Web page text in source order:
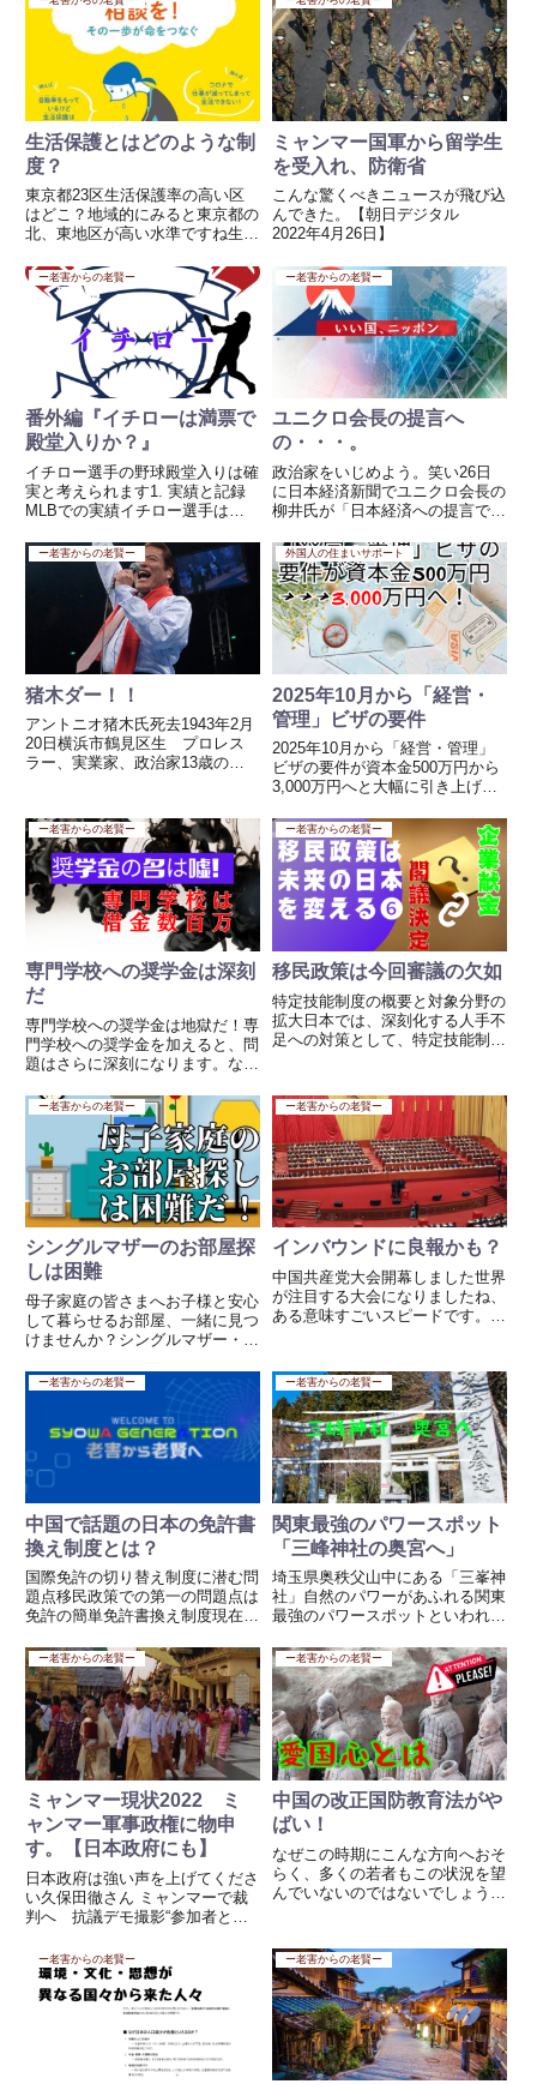
生活保護とはどのような制
度？
東京都23区生活保護率の高い区
はどこ？地域的にみると東京都の
北、東地区が高い水準ですね生活
1 生活扶助 食べるもの、着るも
の、光熱水費など、日常の暮らし
に必要な費用2 住宅扶助 家賃、
間代、地代など、住むために...
ミャンマー国軍から留学生
を受入れ、防衛省
こんな驚くべきニュースが飛び込
んできた。【朝日デジタル
2022年4月26日】
ー老害からの老賢ー
番外編『イチローは満票で
殿堂入りか？』
イチロー選手の野球殿堂入りは確
実と考えられます1. 実績と記録
MLBでの実績イチロー選手は、
10年連続で200本以上の安打を達
成しています。これはMLB史上
でも極めて稀な偉業です。 日米
通算4,367本...
ー老害からの老賢ー
ユニクロ会長の提言へ
の・・・。
政治家をいじめよう。笑い26日
に日本経済新聞でユニクロ会長の
柳井氏が「日本経済への提言で日
対して前澤氏は滅びるわけないと
思いをつづった。双方の意見を見
てみるとどちらも間違っていない
と思う。どんどん経済界の人が
こ...
ー老害からの老賢ー
猪木ダー！！
アントニオ猪木氏死去1943年2月
20日横浜市鶴見区生 プロレス
ラー、実業家、政治家13歳の時
す。 1960年ブラジル遠征中の力
道山（プロレスラー）にスカウト
され日本へ 1962年ア...
外国人の住まいサポート
2025年10月から「経営・
管理」ビザの要件
2025年10月から「経営・管理」
ビザの要件が資本金500万円から
3,000万円へと大幅に引き上げら
な波紋を広げています。長年日本
で暮らし、地域社会に貢献してき
た小規模事業主（特に飲食店経営
者など）が突然、存続...
ー老害からの老賢ー
専門学校への奨学金は深刻
だ
専門学校への奨学金は地獄だ！専
門学校への奨学金を加えると、問
題はさらに深刻になります。なぜ
度は、**大学以上に「借金依存
型」**になっているからです。専
門学校の奨学金問題 大学よりも
高い学費の専門学校が多い 専...
ー老害からの老賢ー
移民政策は今回審議の欠如
特定技能制度の概要と対象分野の
拡大日本では、深刻化する人手不
足への対策として、特定技能制度
の就労を認めるもので、人材確保
が急務とされる分野を中心に適用
されています。2023年には新
た...
ー老害からの老賢ー
シングルマザーのお部屋探
しは困難
母子家庭の皆さまへお子様と安心
して暮らせるお部屋、一緒に見つ
けませんか？シングルマザー・シ
住まい探しは「生活の土台」を築
く大切な第一歩です。しかし、実
際にはその一歩がとても高く、厳
しい現実が立ちはだかります。
🧱...
ー老害からの老賢ー
インバウンドに良報かも？
中国共産党大会開幕しました世界
が注目する大会になりましたね、
ある意味すごいスピードです。私
こまでのスピードを！世界がそう
でしょう、繁栄する要素は多くあ
りましたがここまで早くです
ね。...
ー老害からの老賢ー
中国で話題の日本の免許書
換え制度とは？
国際免許の切り替え制度に潜む問
題点移民政策での第一の問題点は
免許の簡単免許書換え制度現在、
証の切り替え制度には深刻な問題
が指摘されています。この制度で
は、わずか10問中7問正解の筆記
試験を通過すれば、日本国内で...
ー老害からの老賢ー
関東最強のパワースポット
「三峰神社の奥宮へ」
埼玉県奥秩父山中にある「三峯神
社」自然のパワーがあふれる関東
最強のパワースポットといわれて
れるご神木からいただけ
る“気”と、ご縁が叶う「えんむす
びの木」。秩父鉄道・三峰口駅か
ら西武バスに乗り、終点・三峯神
社...
ー老害からの老賢ー
ミャンマー現状2022 ミ
ャンマー軍事政権に物申
す。【日本政府にも】
日本政府は強い声を上げてくださ
い久保田徹さん ミャンマーで裁
判へ 抗議デモ撮影“参加者とつ
この人を助けることもできない日
本政府なら困りものだ、今まで
前々政権でどれだけ支援してきた
ことか、どれだけ税金を使っ...
ー老害からの老賢ー
中国の改正国防教育法がや
ばい！
なぜこの時期にこんな方向へおそ
らく、多くの若者もこの状況を望
んでいないのではないでしょう
この改正に対して、日本も不用意
に追随しないことを願っています
が、それが少し心配です。愛国心
は...
ー老害からの老賢ー ー老害からの老賢ー